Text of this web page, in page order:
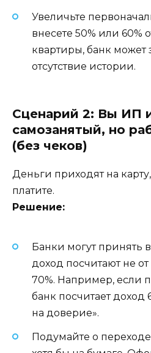
Увеличьте
внесете 50% или 60%
квартиры, банк может
отсутствие истории.
Сценарий 2: Вы ИП
самозанятый, но
(без чеков)
Деньги приходят на
платите.
Решение:
Банки могут принять
доход посчитают не
70%. Например, если
банк посчитает доход
на доверие».
Подумайте о